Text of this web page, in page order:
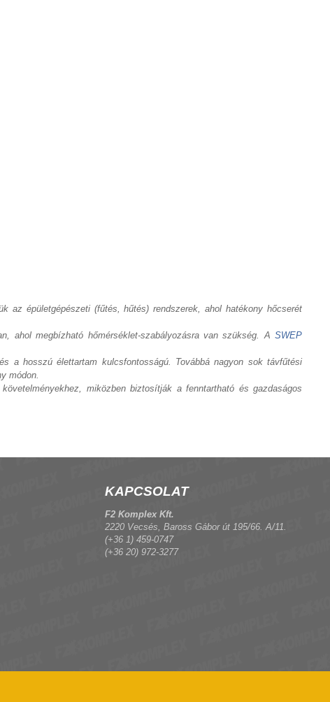
az épületgépészeti (fűtés, hűtés) rendszerek, ahol hatékony hőcserét
ahol megbízható hőmérséklet-szabályozásra van szükség. A SWEP
a hosszú élettartam kulcsfontosságú. Továbbá nagyon sok távfűtési
módon.
miközben biztosítják a fenntartható és gazdaságos
KAPCSOLAT
F2 Komplex Kft.
2220 Vecsés, Baross Gábor út 195/66. A/11.
(+36 1) 459-0747
(+36 20) 972-3277